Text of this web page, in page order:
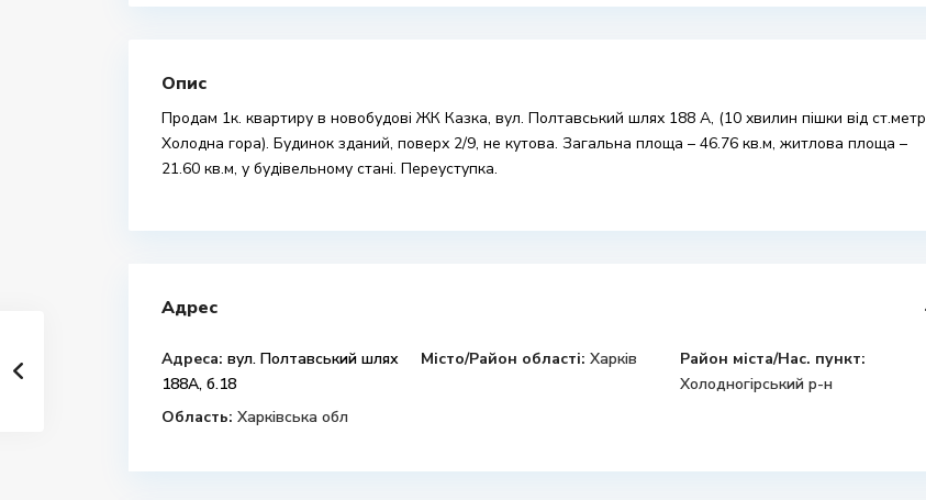
Опис
Продам 1к. квартиру в новобудові ЖК Казка, вул. Полтавський шлях 188 А, (10 хвилин пішки від ст.метр
Холодна гора). Будинок зданий, поверх 2/9, не кутова. Загальна площа – 46.76 кв.м, житлова площа –
21.60 кв.м, у будівельному стані. Переуступка.
Адрес
Адреса: вул. Полтавський шлях
188А, б.18
Місто/Район області: Харків
Район міста/Нас. пункт:
Холодногірський р-н
Область: Харківська обл